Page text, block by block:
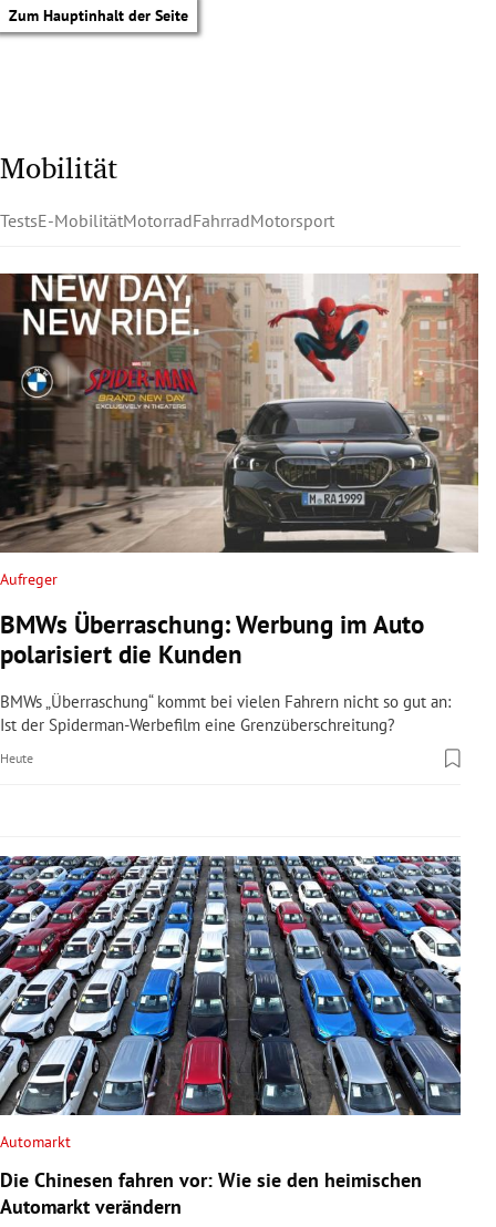
Zum Hauptinhalt der Seite
Untermenü
Untermenü
Untermenü
Untermenü
Untermenü
Untermenü
Untermenü
Mobilität
TestsE-MobilitätMotorradFahrradMotorsport
Aufreger
BMWs Überraschung: Werbung im Auto
polarisiert die Kunden
BMWs „Überraschung“ kommt bei vielen Fahrern nicht so gut an:
Ist der Spiderman-Werbefilm eine Grenzüberschreitung?
Heute
Automarkt
Die Chinesen fahren vor: Wie sie den heimischen
Automarkt verändern